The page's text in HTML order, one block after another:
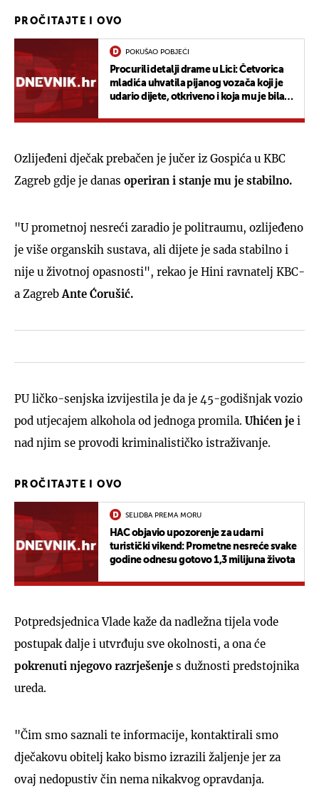
PROČITAJTE I OVO
POKUŠAO POBJEĆI
Procurili detalji drame u Lici: Četvorica
mladića uhvatila pijanog vozača koji je
udario dijete, otkriveno i koja mu je bila
Ozlijeđeni dječak prebačen je jučer iz Gospića u KBC
Zagreb gdje je danas operiran i stanje mu je stabilno.
"U prometnoj nesreći zaradio je politraumu, ozlijeđeno
je više organskih sustava, ali dijete je sada stabilno i
nije u životnoj opasnosti", rekao je Hini ravnatelj KBC-
a Zagreb Ante Ćorušić.
PU ličko-senjska izvijestila je da je 45-godišnjak vozio
pod utjecajem alkohola od jednoga promila. Uhićen je i
nad njim se provodi kriminalističko istraživanje.
PROČITAJTE I OVO
SELIDBA PREMA MORU
HAC objavio upozorenje za udarni
turistički vikend: Prometne nesreće svake
godine odnesu gotovo 1,3 milijuna života
Potpredsjednica Vlade kaže da nadležna tijela vode
postupak dalje i utvrđuju sve okolnosti, a ona će
pokrenuti njegovo razrješenje s dužnosti predstojnika
ureda.
"Čim smo saznali te informacije, kontaktirali smo
dječakovu obitelj kako bismo izrazili žaljenje jer za
ovaj nedopustiv čin nema nikakvog opravdanja.